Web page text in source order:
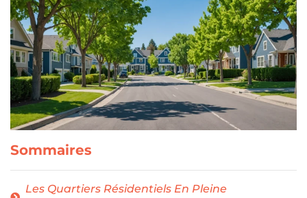
Sommaires
Les Quartiers Résidentiels En Pleine